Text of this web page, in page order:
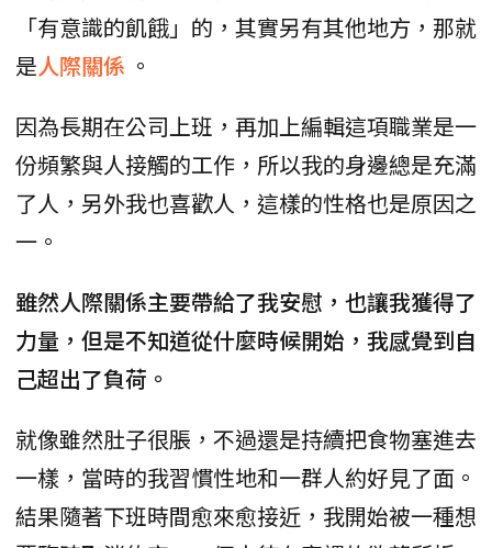
「有意識的飢餓」的，其實另有其他地方，那就
是人際關係 。
因為長期在公司上班，再加上編輯這項職業是一
份頻繁與人接觸的工作，所以我的身邊總是充滿
了人，另外我也喜歡人，這樣的性格也是原因之
一。
雖然人際關係主要帶給了我安慰，也讓我獲得了
力量，但是不知道從什麼時候開始，我感覺到自
己超出了負荷。
就像雖然肚子很脹，不過還是持續把食物塞進去
一樣，當時的我習慣性地和一群人約好見了面。
結果隨著下班時間愈來愈接近，我開始被一種想